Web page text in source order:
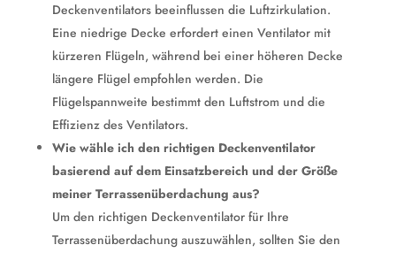
Deckenventilators beeinflussen die Luftzirkulation.
Eine niedrige Decke erfordert einen Ventilator mit
kürzeren Flügeln, während bei einer höheren Decke
längere Flügel empfohlen werden. Die
Flügelspannweite bestimmt den Luftstrom und die
Effizienz des Ventilators.
Wie wähle ich den richtigen Deckenventilator
basierend auf dem Einsatzbereich und der Größe
meiner Terrassenüberdachung aus?
Um den richtigen Deckenventilator für Ihre
Terrassenüberdachung auszuwählen, sollten Sie den